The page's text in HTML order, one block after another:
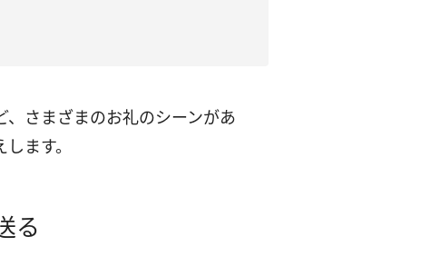
さまざまのお礼のシーンがあ
ます。
る